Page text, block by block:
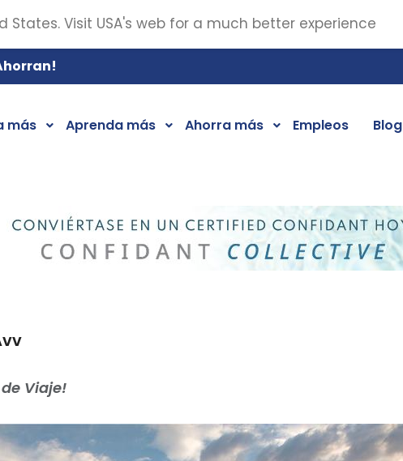
más Aprenda más Ahorra más Empleos Blog
Viaje!
Visit USA's web for a much better experience